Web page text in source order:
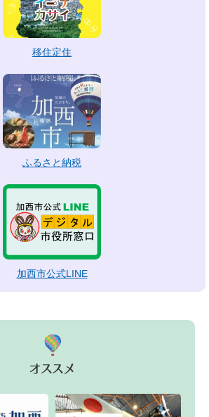
移住定住
ふるさと納税
加西市公式LINE